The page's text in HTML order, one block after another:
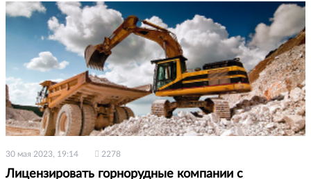
30 мая 2023, 19:14 2278
Лицензировать горнорудные компании с